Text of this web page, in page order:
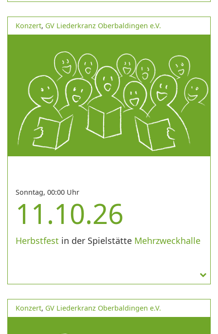
Konzert, GV Liederkranz Oberbaldingen e.V.
Sonntag, 00:00 Uhr
11.10.26
Herbstfest in der Spielstätte Mehrzweckhalle
Konzert, GV Liederkranz Oberbaldingen e.V.